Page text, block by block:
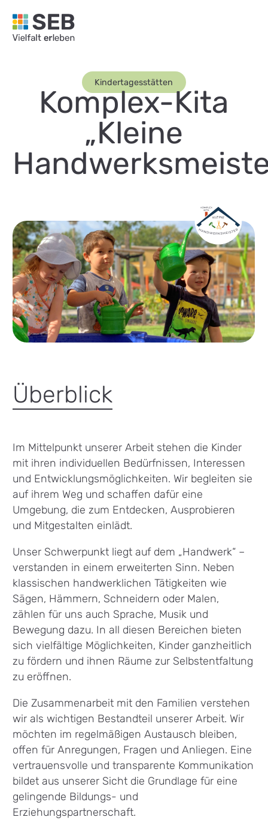
SEB Leipzig, Vielfalt erleben - zur Startseite
Kindertagesstätten
Komplex-Kita
„Kleine
Überblick
Im Mittelpunkt unserer Arbeit stehen die Kinder
mit ihren individuellen Bedürfnissen, Interessen
und Entwicklungsmöglichkeiten. Wir begleiten sie
auf ihrem Weg und schaffen dafür eine
Umgebung, die zum Entdecken, Ausprobieren
und Mitgestalten einlädt.
Unser Schwerpunkt liegt auf dem „Handwerk“ –
verstanden in einem erweiterten Sinn. Neben
klassischen handwerklichen Tätigkeiten wie
Sägen, Hämmern, Schneidern oder Malen,
zählen für uns auch Sprache, Musik und
Bewegung dazu. In all diesen Bereichen bieten
sich vielfältige Möglichkeiten, Kinder ganzheitlich
zu fördern und ihnen Räume zur Selbstentfaltung
zu eröffnen.
Die Zusammenarbeit mit den Familien verstehen
wir als wichtigen Bestandteil unserer Arbeit. Wir
möchten im regelmäßigen Austausch bleiben,
offen für Anregungen, Fragen und Anliegen. Eine
vertrauensvolle und transparente Kommunikation
bildet aus unserer Sicht die Grundlage für eine
gelingende Bildungs- und
Erziehungspartnerschaft.